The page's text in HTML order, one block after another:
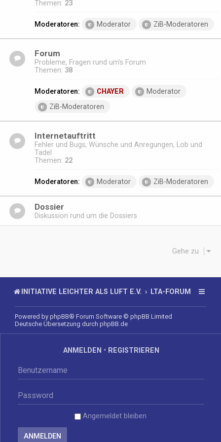
Themen: 23
Moderatoren: Moderator ZiB-Moderatoren
Forum
Probleme, Fragen rund um's Forum
Themen: 38
Moderatoren: CHAYER
Moderator
ZiB-Moderatoren
Internetauftritt
Fehler und Bugs, Wünsche und Anregungen, Lob und
Tadel
Themen: 22
Moderatoren: Moderator ZiB-Moderatoren
Dossier
Diskussion rund um die Dossiers
Gehe zu
INITIATIVE LEICHTER ALS LUFT E.V. LTA-FORUM
Powered by phpBB® Forum Software © phpBB Limited
Deutsche Übersetzung durch phpBB.de
ANMELDEN • REGISTRIEREN
Angemeldet bleiben